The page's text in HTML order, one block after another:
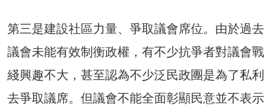
第三是建設社區力量、爭取議會席位。由於過去
議會未能有效制衡政權，有不少抗爭者對議會戰
綫興趣不大，甚至認為不少泛民政團是為了私利
去爭取議席。但議會不能全面彰顯民意並不表示